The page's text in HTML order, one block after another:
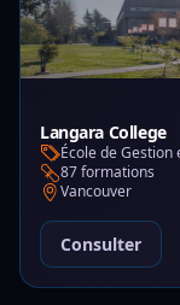
Langara College
École de
87 formations
Vancouver
Consulter